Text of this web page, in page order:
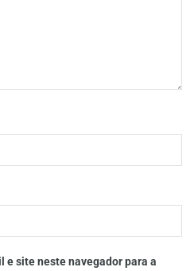
e site neste navegador para a